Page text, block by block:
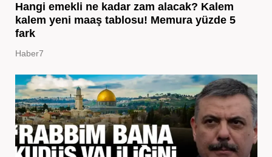
Hangi emekli ne kadar zam alacak? Kalem
kalem yeni maaş tablosu! Memura yüzde 5
fark
Haber7